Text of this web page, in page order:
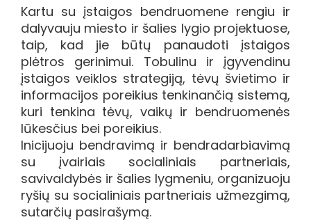
Kartu su įstaigos bendruomene rengiu ir
dalyvauju miesto ir šalies lygio projektuose,
taip, kad jie būtų panaudoti įstaigos
plėtros gerinimui. Tobulinu ir įgyvendinu
įstaigos veiklos strategiją, tėvų švietimo ir
informacijos poreikius tenkinančią sistemą,
kuri tenkina tėvų, vaikų ir bendruomenės
lūkesčius bei poreikius.
Inicijuoju bendravimą ir bendradarbiavimą
su įvairiais socialiniais partneriais,
savivaldybės ir šalies lygmeniu, organizuoju
ryšių su socialiniais partneriais užmezgimą,
sutarčių pasirašymą.